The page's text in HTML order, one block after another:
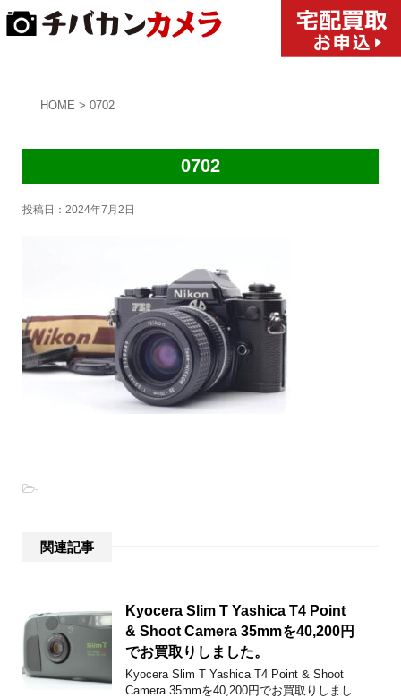
HOME > 0702
0702
投稿日： 2024年7月2日
-
関連記事
Kyocera Slim T Yashica T4 Point
& Shoot Camera 35mmを40,200円
でお買取りしました。
Kyocera Slim T Yashica T4 Point & Shoot
Camera 35mmを40,200円でお買取りしまし